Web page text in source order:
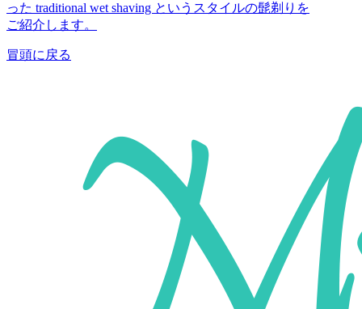
った traditional wet shaving というスタイルの髭剃りを
ご紹介します。
冒頭に戻る